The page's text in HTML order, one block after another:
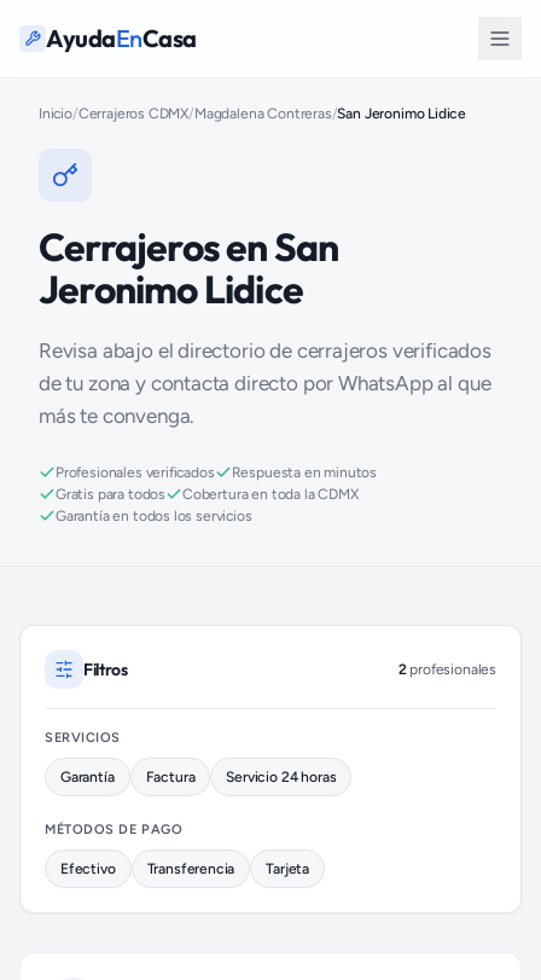
AyudaEnCasa
Inicio/Cerrajeros CDMX/Magdalena Contreras/San Jeronimo Lidice
Cerrajeros en San
Jeronimo Lidice
Revisa abajo el directorio de cerrajeros verificados
de tu zona y contacta directo por WhatsApp al que
más te convenga.
Profesionales verificados
Respuesta en minutos
Gratis para todos
Cobertura en toda la CDMX
Garantía en todos los servicios
Cerrajeros disponibles en Magdalena Contreras (colonia San
Filtros 2 profesionales
SERVICIOS
Garantía Factura Servicio 24 horas
MÉTODOS DE PAGO
Efectivo Transferencia Tarjeta